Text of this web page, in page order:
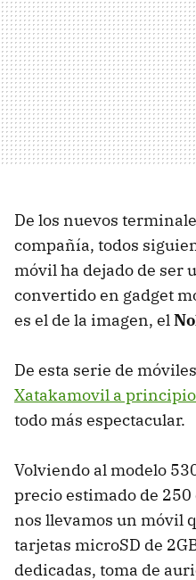
De los nuevos
compañía, todos
móvil ha dejado de ser
convertido en gadget
es el de la imagen, el
De esta serie de
Xatakamovil a
todo más espectacular.
Volviendo al modelo
precio estimado de
nos llevamos un móvil
tarjetas microSD de
dedicadas, toma de